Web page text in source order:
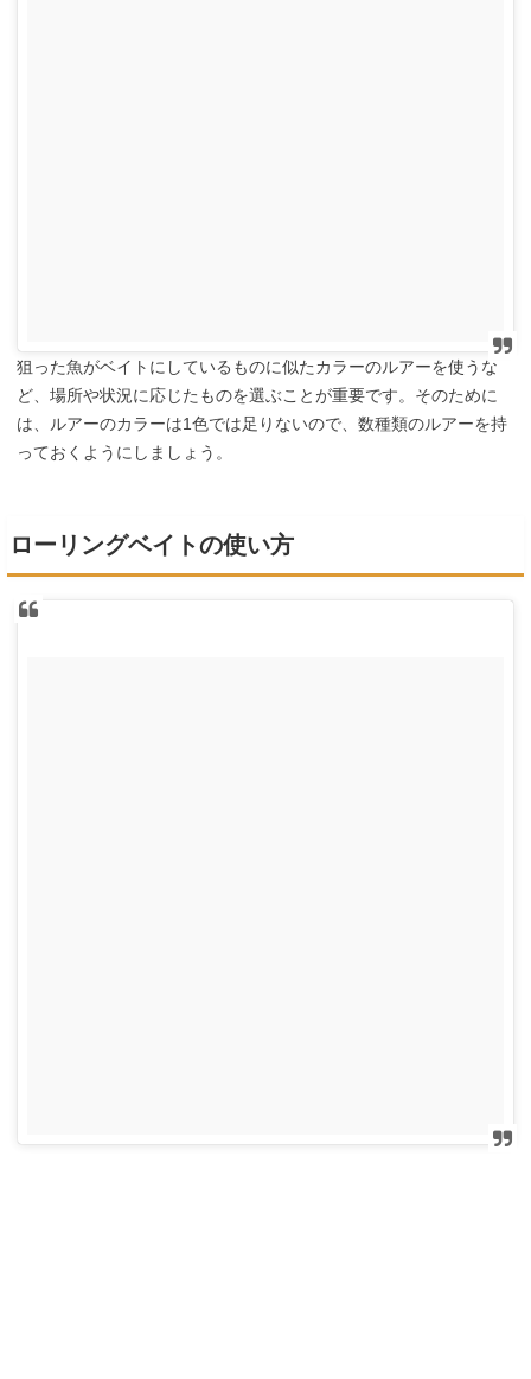
狙った魚がベイトにしているものに似たカラーのルアーを使うな
ど、場所や状況に応じたものを選ぶことが重要です。そのために
は、ルアーのカラーは1色では足りないので、数種類のルアーを持
っておくようにしましょう。
ローリングベイトの使い方